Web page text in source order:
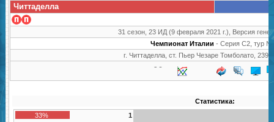
Читтаделла
31 сезон, 23 ИД (9 февраля 2021 г.), Версия
Чемпионат Италии - Серия C2, тур
г. Читтаделла, ст. Пьер Чезаре Томболато,
Статистика:
33%
1